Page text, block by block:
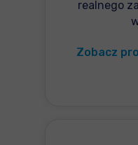
realnego
Zobacz